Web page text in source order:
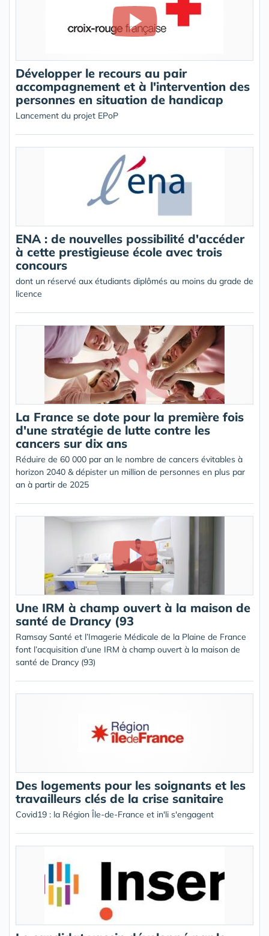
Développer le recours au pair
accompagnement et à l'intervention des
personnes en situation de handicap
Lancement du projet EPoP
ENA : de nouvelles possibilité d'accéder
à cette prestigieuse école avec trois
concours
dont un réservé aux étudiants diplômés au moins du grade de
licence
La France se dote pour la première fois
d'une stratégie de lutte contre les
cancers sur dix ans
Réduire de 60 000 par an le nombre de cancers évitables à
horizon 2040 & dépister un million de personnes en plus par
an à partir de 2025
Une IRM à champ ouvert à la maison de
santé de Drancy (93
Ramsay Santé et l’Imagerie Médicale de la Plaine de France
font l’acquisition d’une IRM à champ ouvert à la maison de
santé de Drancy (93)
Des logements pour les soignants et les
travailleurs clés de la crise sanitaire
Covid19 : la Région Île-de-France et in'li s'engagent